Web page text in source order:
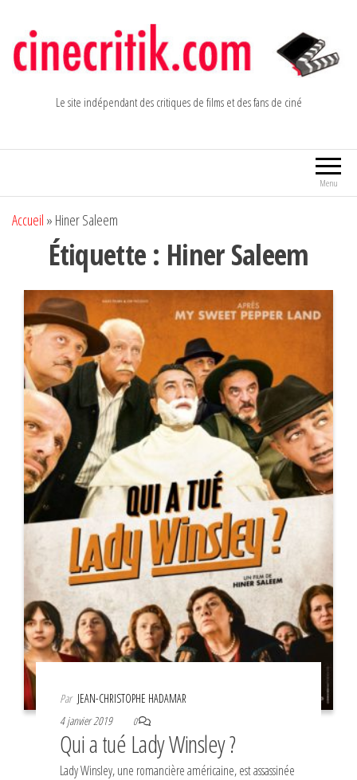
contenu
Le site indépendant des critiques de films et des fans de ciné
Menu
Accueil » Hiner Saleem
Étiquette : Hiner Saleem
Par JEAN-CHRISTOPHE HADAMAR
4 janvier 2019
0
Qui a tué Lady Winsley ?
Lady Winsley, une romancière américaine, est assassinée